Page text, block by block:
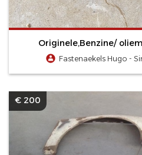
Originele,Benzine/
Fastenaekels Hugo -
€ 200